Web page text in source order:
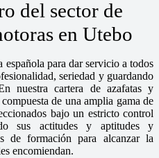
del sector de
en Utebo
para dar servicio a todos
seriedad y guardando
nuestra cartera de azafatas y
de una amplia gama de
bajo un estricto control
sus actitudes y aptitudes y
de formación para alcanzar la
encomiendan.